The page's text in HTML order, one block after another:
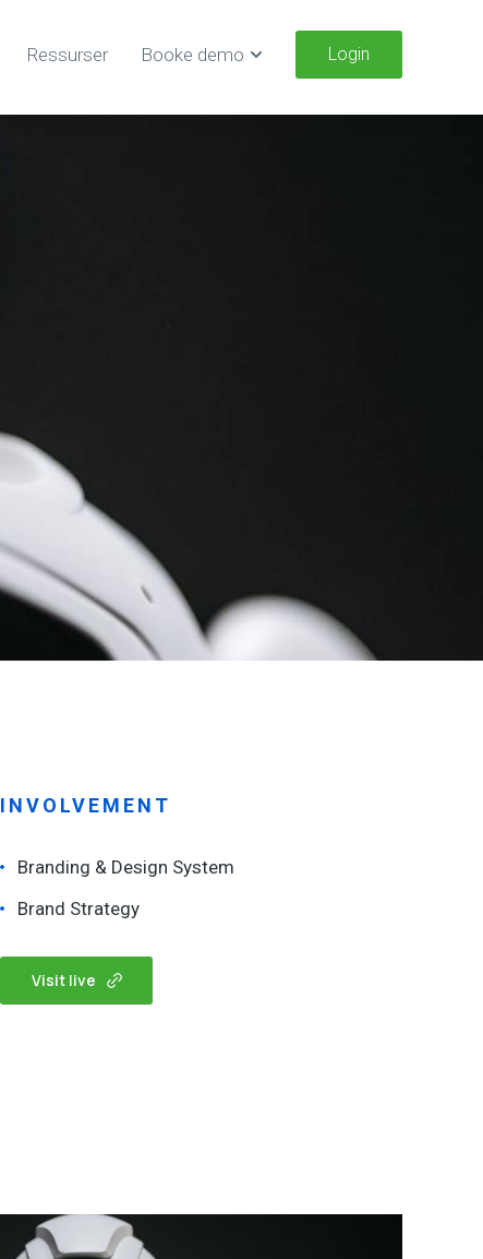
Ressurser Booke demo Login
INVOLVEMENT
Branding & Design System
Brand Strategy
Visit live